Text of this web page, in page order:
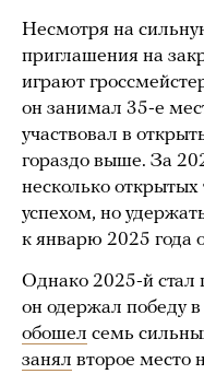
Несмотря на
приглашения на
играют
он занимал 35-е
участвовал в
гораздо выше. За
несколько
успехом, но
к январю 2025 года
Однако 2025-й стал
он одержал победу
обошел семь
занял второе место